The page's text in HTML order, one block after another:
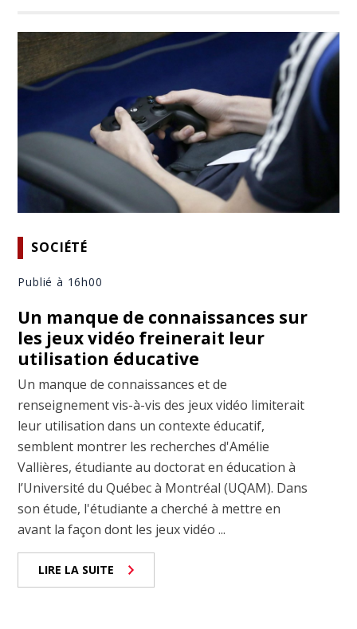
SOCIÉTÉ
Publié à 16h00
Un manque de connaissances sur
les jeux vidéo freinerait leur
utilisation éducative
Un manque de connaissances et de
renseignement vis-à-vis des jeux vidéo limiterait
leur utilisation dans un contexte éducatif,
semblent montrer les recherches d'Amélie
Vallières, étudiante au doctorat en éducation à
l’Université du Québec à Montréal (UQAM). Dans
son étude, l'étudiante a cherché à mettre en
avant la façon dont les jeux vidéo ...
LIRE LA SUITE